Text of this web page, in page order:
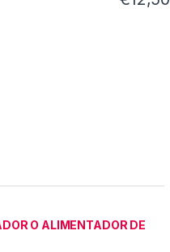
O ALIMENTADOR DE